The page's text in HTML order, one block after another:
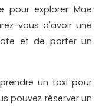
pour explorer Mae
vous d'avoir une
et de porter un
un taxi pour
pouvez réserver un